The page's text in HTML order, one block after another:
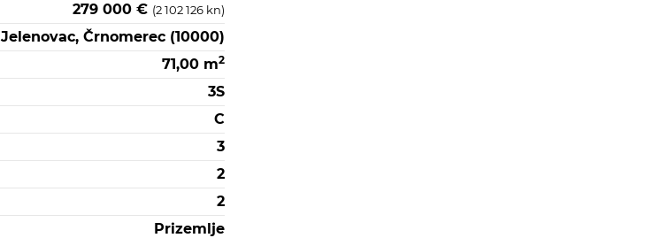
279 000 € (2 102 126 kn)
Jelenovac, Črnomerec (10000)
71,00 m2
3S
C
3
2
2
Prizemlje